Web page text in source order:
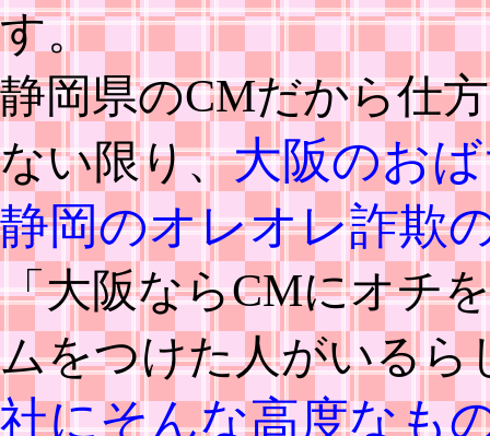
す。
静岡県のCMだから仕
ない限り、大阪のお
静岡のオレオレ詐欺
「大阪ならCMにオチ
ムをつけた人がいるら
社にそんな高度なも